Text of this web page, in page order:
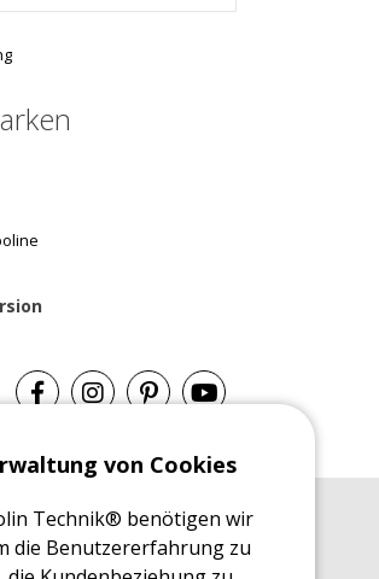
von Cookies
Technik® benötigen wir
die Benutzererfahrung zu